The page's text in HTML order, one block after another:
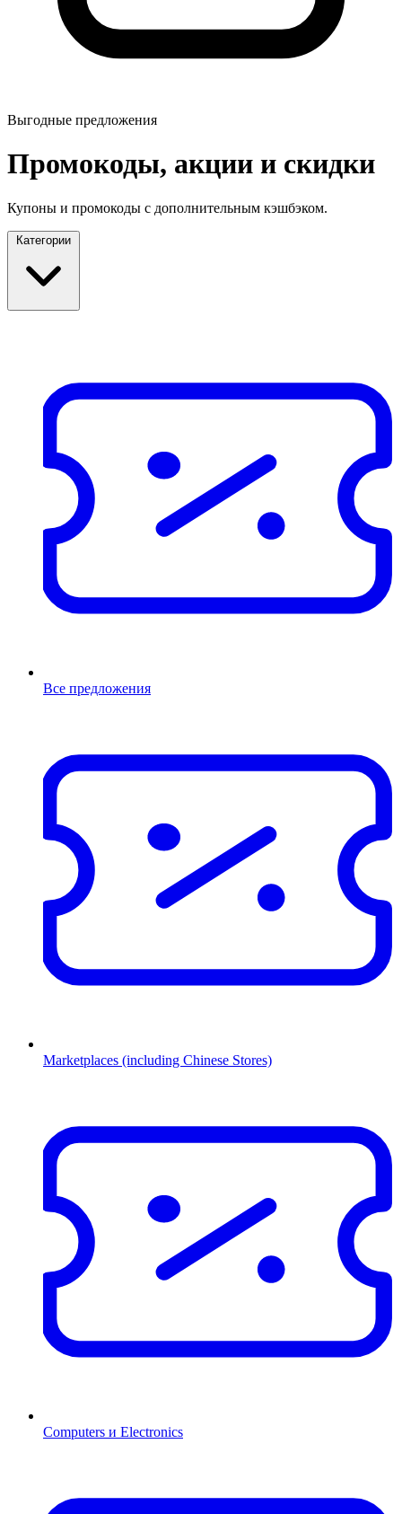
Выгодные предложения
Промокоды, акции и скидки
Купоны и промокоды с дополнительным кэшбэком.
Категории
Все предложения
Marketplaces (including Chinese Stores)
Computers и Electronics